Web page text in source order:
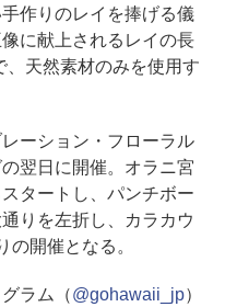
作りのレイを捧げる儀
に献上されるレイの長
、天然素材のみを使用す
ーション・フローラル
翌日に開催。オラニ宮
タートし、パンチボー
りを左折し、カラカウ
の開催となる。
ラム（@gohawaii_jp）